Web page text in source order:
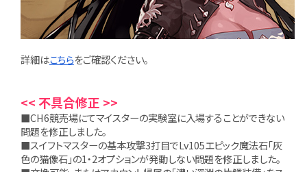
詳細はこちらをご確認ください。
<< 不具合修正 >>
■CH6競売場にてマイスターの実験室に入場することができない
問題を修正しました。
■スイフトマスターの基本攻撃3打目でLv105エピック魔法石「灰
色の猫像石」の1・2オプションが発動しない問題を修正しました。